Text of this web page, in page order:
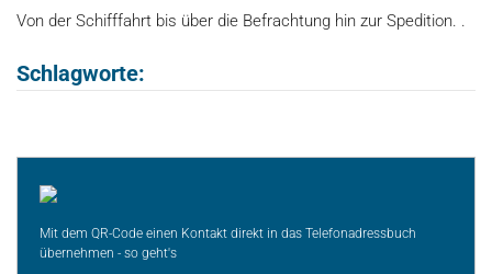
Von der Schifffahrt bis über die Befrachtung hin zur Spedition. .
Schlagworte:
Mit dem QR-Code einen Kontakt direkt in das Telefonadressbuch
übernehmen - so geht's